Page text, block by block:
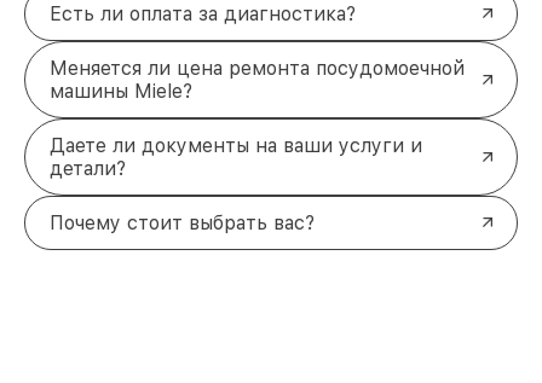
Есть ли оплата за диагностика?
Меняется ли цена ремонта посудомоечной
машины Miele?
Даете ли документы на ваши услуги и
детали?
Почему стоит выбрать вас?